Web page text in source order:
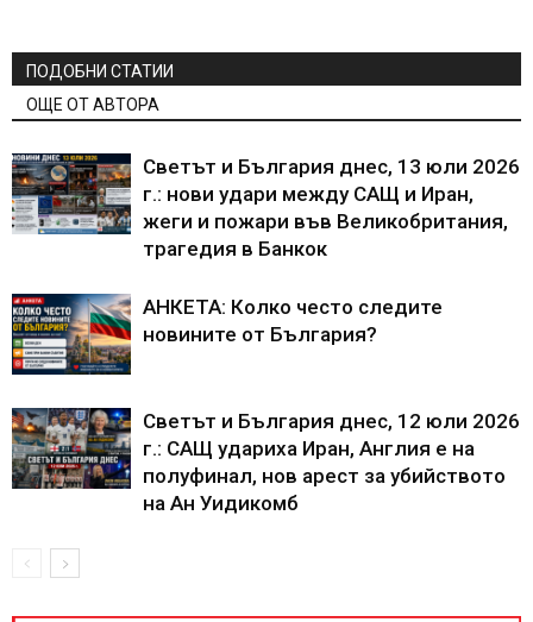
ПОДОБНИ СТАТИИ
ОЩЕ ОТ АВТОРА
Светът и България днес, 13 юли 2026
г.: нови удари между САЩ и Иран,
жеги и пожари във Великобритания,
трагедия в Банкок
АНКЕТА: Колко често следите
новините от България?
Светът и България днес, 12 юли 2026
г.: САЩ удариха Иран, Англия е на
полуфинал, нов арест за убийството
на Ан Уидикомб